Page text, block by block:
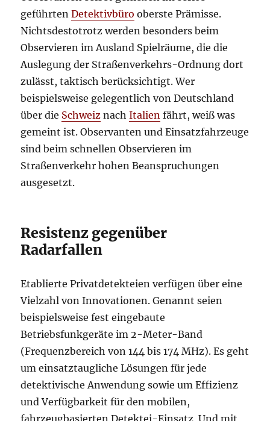
geführtenDetektivbüro oberste Prämisse.
Nichtsdestotrotz werden besonders beim
Observieren im Ausland Spielräume, die die
Auslegung der Straßenverkehrs-Ordnung dort
zulässt, taktisch berücksichtigt. Wer
beispielsweise gelegentlich von Deutschland
über die Schweiz nachItalien fährt, weiß was
gemeint ist. Observanten und Einsatzfahrzeuge
sind beim schnellen Observieren im
Straßenverkehr hohen Beanspruchungen
ausgesetzt.
Resistenz gegenüber
Radarfallen
Etablierte Privatdetekteien verfügen über eine
Vielzahl von Innovationen. Genannt seien
beispielsweise fest eingebaute
Betriebsfunkgeräte im 2-Meter-Band
(Frequenzbereich von 144 bis 174 MHz). Es geht
um einsatztaugliche Lösungen für jede
detektivische Anwendung sowie um Effizienz
und Verfügbarkeit für den mobilen,